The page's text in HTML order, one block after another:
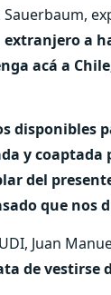
Sauerbaum,
a
acá a
disponibles
y
del
que nos
Juan
de vestirse